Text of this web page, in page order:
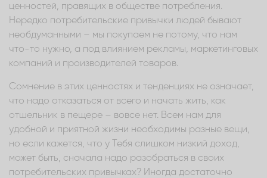
ценностей, правящих в обществе потребления.
Нередко потребительские привычки людей бывают
необдуманными – мы покупаем не потому, что нам
что-то нужно, а под влиянием рекламы, маркетинговых
компаний и производителей товаров.
Сомнение в этих ценностях и тенденциях не означает,
что надо отказаться от всего и начать жить, как
отшельник в пещере – вовсе нет. Всем нам для
удобной и приятной жизни необходимы разные вещи,
но если кажется, что у Тебя слишком низкий доход,
может быть, сначала надо разобраться в своих
потребительских привычках? Иногда достаточно